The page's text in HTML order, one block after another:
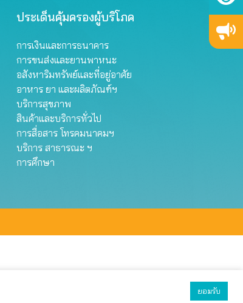
ประเด็นคุ้มครองผู้บริโภค
การเงินและการธนาคาร
การขนส่งและยานพาหนะ
อสังหาริมทรัพย์และที่อยู่อาศัย
อาหาร ยา และผลิตภัณฑ์ฯ
บริการสุขภาพ
สินค้าและบริการทั่วไป
การสื่อสาร โทรคมนาคมฯ
บริการ สาธารณะ ฯ
การศึกษา
ยอมรับ